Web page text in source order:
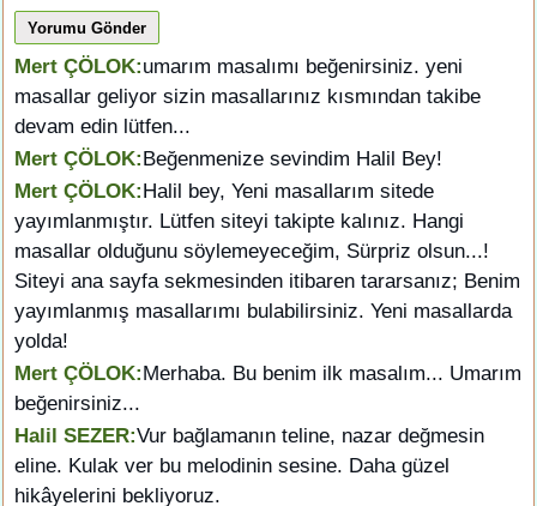
Yorumu Gönder
Mert ÇÖLOK:umarım masalımı beğenirsiniz. yeni
masallar geliyor sizin masallarınız kısmından takibe
devam edin lütfen...
Mert ÇÖLOK:Beğenmenize sevindim Halil Bey!
Mert ÇÖLOK:Halil bey, Yeni masallarım sitede
yayımlanmıştır. Lütfen siteyi takipte kalınız. Hangi
masallar olduğunu söylemeyeceğim, Sürpriz olsun...!
Siteyi ana sayfa sekmesinden itibaren tararsanız; Benim
yayımlanmış masallarımı bulabilirsiniz. Yeni masallarda
yolda!
Mert ÇÖLOK:Merhaba. Bu benim ilk masalım... Umarım
beğenirsiniz...
Halil SEZER:Vur bağlamanın teline, nazar değmesin
eline. Kulak ver bu melodinin sesine. Daha güzel
hikâyelerini bekliyoruz.